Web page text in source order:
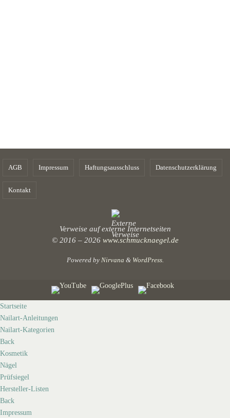
AGB Impressum Haftungsausschluss Datenschutzerklärung
Kontakt
Verweise auf externe Internetseiten
© 2016 – 2026 www.schmucknaegel.de
Powered by Nirvana & WordPress.
Startseite
Nailart-Anleitungen
Nailart-Kategorien
Back
Kosmetik
Nägel
Prüfsiegel
Hersteller-Listen
Back
Impressum